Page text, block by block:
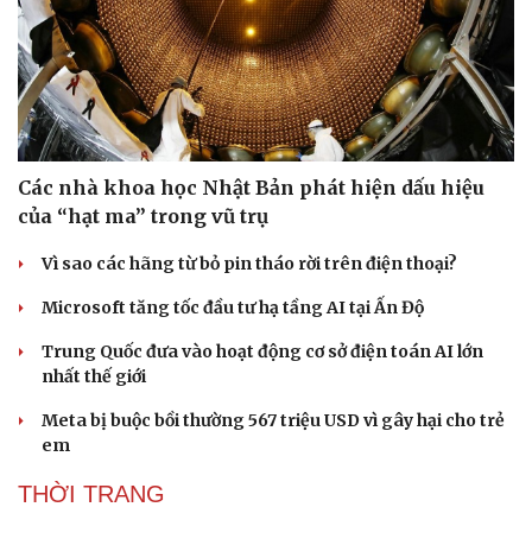
Các nhà khoa học Nhật Bản phát hiện dấu hiệu
của “hạt ma” trong vũ trụ
Vì sao các hãng từ bỏ pin tháo rời trên điện thoại?
Microsoft tăng tốc đầu tư hạ tầng AI tại Ấn Độ
Trung Quốc đưa vào hoạt động cơ sở điện toán AI lớn
nhất thế giới
Meta bị buộc bồi thường 567 triệu USD vì gây hại cho trẻ
em
THỜI TRANG